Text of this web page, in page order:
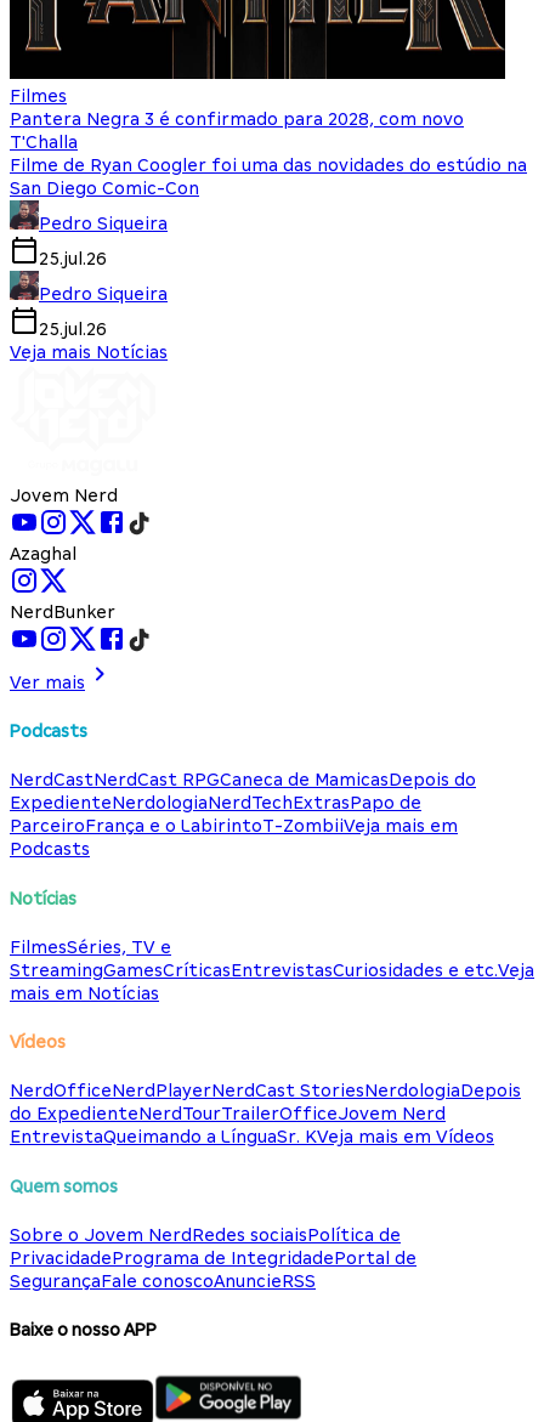
Filmes
Pantera Negra 3 é confirmado para 2028, com novo
T'Challa
Filme de Ryan Coogler foi uma das novidades do estúdio na
San Diego Comic-Con
Pedro Siqueira
25.jul.26
Pedro Siqueira
25.jul.26
Veja mais Notícias
Jovem Nerd
Azaghal
NerdBunker
Ver mais
Podcasts
NerdCastNerdCast RPGCaneca de MamicasDepois do
ExpedienteNerdologiaNerdTechExtrasPapo de
ParceiroFrança e o LabirintoT-ZombiiVeja mais em
Podcasts
Notícias
FilmesSéries, TV e
StreamingGamesCríticasEntrevistasCuriosidades e etc.Veja
mais em Notícias
Vídeos
NerdOfficeNerdPlayerNerdCast StoriesNerdologiaDepois
do ExpedienteNerdTourTrailerOfficeJovem Nerd
EntrevistaQueimando a LínguaSr. KVeja mais em Vídeos
Quem somos
Sobre o Jovem NerdRedes sociaisPolítica de
PrivacidadePrograma de IntegridadePortal de
SegurançaFale conoscoAnuncieRSS
Baixe o nosso APP